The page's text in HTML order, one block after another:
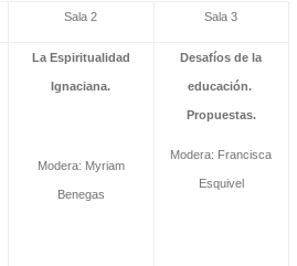
Sala 2 Sala 3
La Espiritualidad
Ignaciana.
Modera: Myriam
Benegas
Desafíos de la
educación.
Propuestas.
Modera: Francisca
Esquivel